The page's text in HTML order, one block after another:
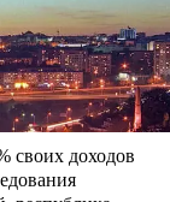
своих доходов